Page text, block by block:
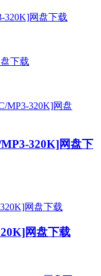
320K]网盘下载
下载
320K]网盘下
网盘下载